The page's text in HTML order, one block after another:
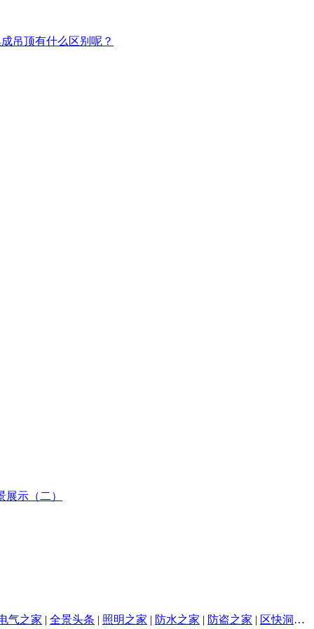
气之家 | 全景头条 | 照明之家 | 防水之家 | 防盗之家 | 区快洞察